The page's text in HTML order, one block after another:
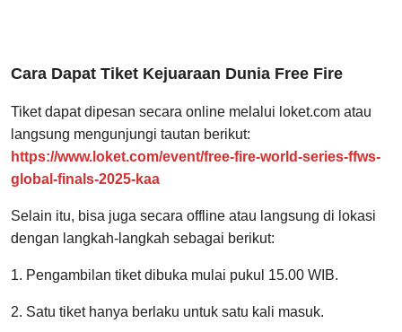
Cara Dapat Tiket Kejuaraan Dunia Free Fire
Tiket dapat dipesan secara online melalui loket.com atau
langsung mengunjungi tautan berikut:
https://www.loket.com/event/free-fire-world-series-ffws-
global-finals-2025-kaa
Selain itu, bisa juga secara offline atau langsung di lokasi
dengan langkah-langkah sebagai berikut:
1. Pengambilan tiket dibuka mulai pukul 15.00 WIB.
2. Satu tiket hanya berlaku untuk satu kali masuk.